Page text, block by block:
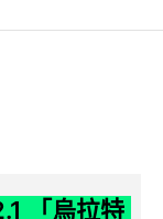
「烏拉特